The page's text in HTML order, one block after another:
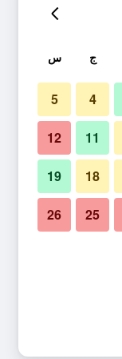
ج س
4
5
11
12
18
19
25
26